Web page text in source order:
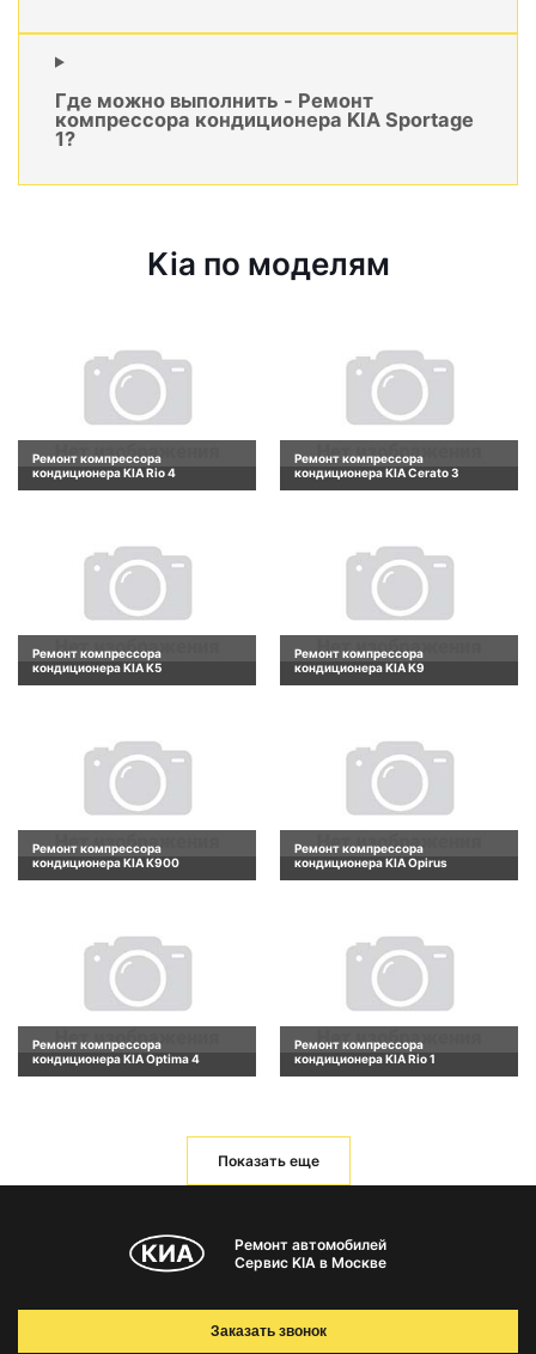
Где можно выполнить - Ремонт
компрессора кондиционера KIA Sportage
1?
Kia по моделям
Ремонт компрессора
кондиционера KIA Rio 4
Ремонт компрессора
кондиционера KIA Cerato 3
Ремонт компрессора
кондиционера KIA K5
Ремонт компрессора
кондиционера KIA K9
Ремонт компрессора
кондиционера KIA K900
Ремонт компрессора
кондиционера KIA Opirus
Ремонт компрессора
кондиционера KIA Optima 4
Ремонт компрессора
кондиционера KIA Rio 1
Показать еще
Ремонт автомобилей
Сервис KIA в Москве
Заказать звонок